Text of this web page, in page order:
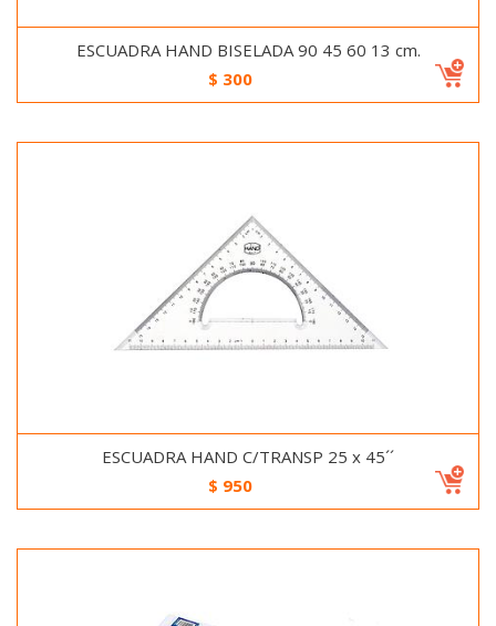
ESCUADRA HAND BISELADA 90 45 60 13 cm.
$ 300
ESCUADRA HAND C/TRANSP 25 x 45´´
$ 950